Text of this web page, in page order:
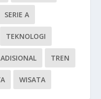
SERIE A
TEKNOLOGI
TREN
WISATA